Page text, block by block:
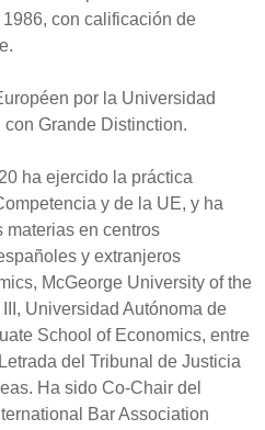
con calificación de
por la Universidad
Grande Distinction.
ha ejercido la práctica
y de la UE, y ha
materias en centros
y extranjeros
McGeorge University of the
Universidad Autónoma de
School of Economics, entre
del Tribunal de Justicia
Ha sido Co-Chair del
Bar Association